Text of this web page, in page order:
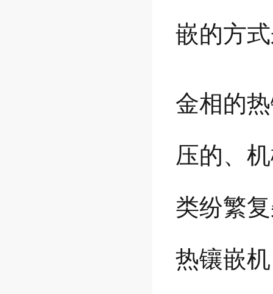
嵌的方
金相的
压的、
类纷繁
热镶嵌